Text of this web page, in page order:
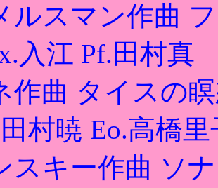
ルスマン作曲
江 Pf.田村真
作曲 タイスの
暁 Eo.高橋里
スキー作曲 ソ